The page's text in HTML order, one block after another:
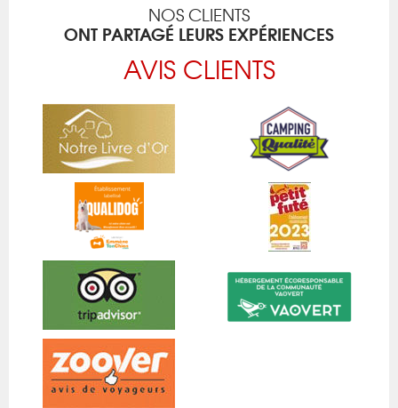
NOS CLIENTS
ONT PARTAGÉ LEURS EXPÉRIENCES
AVIS CLIENTS